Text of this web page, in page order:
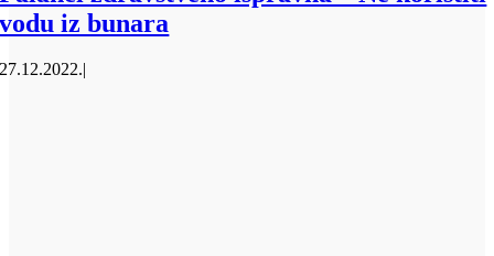
vodu iz bunara
27.12.2022.|